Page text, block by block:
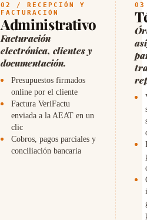
02 / RECEPCIÓN Y
FACTURACIÓN
Administrativo
Facturación
electrónica, clientes y
documentación.
Presupuestos firmados
online por el cliente
Factura VeriFactu
enviada a la AEAT en un
clic
Cobros, pagos parciales y
conciliación bancaria